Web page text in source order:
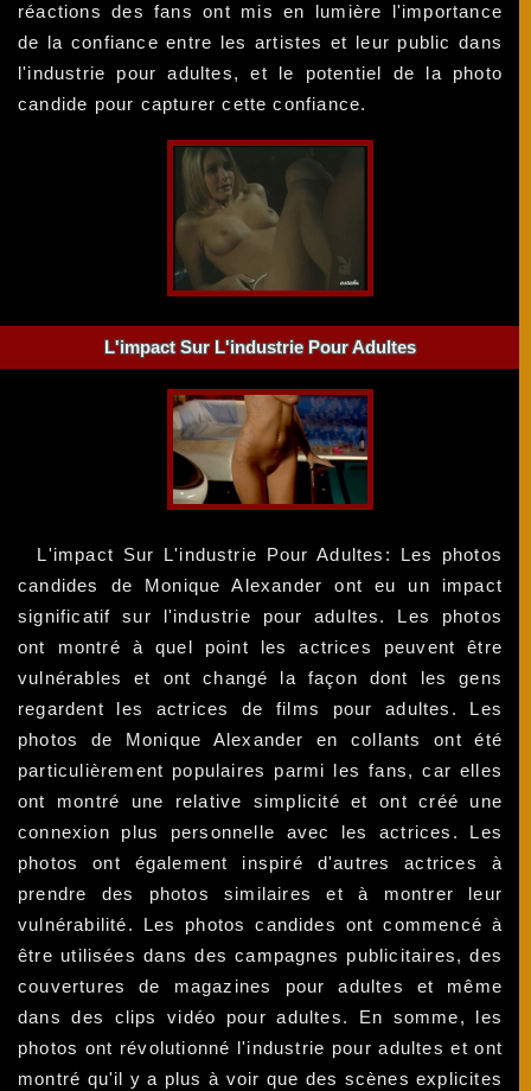
réactions des fans ont mis en lumière l'importance
de la confiance entre les artistes et leur public dans
l'industrie pour adultes, et le potentiel de la photo
candide pour capturer cette confiance.
L'impact Sur L'industrie Pour Adultes
L'impact Sur L'industrie Pour Adultes: Les photos
candides de Monique Alexander ont eu un impact
significatif sur l'industrie pour adultes. Les photos
ont montré à quel point les actrices peuvent être
vulnérables et ont changé la façon dont les gens
regardent les actrices de films pour adultes. Les
photos de Monique Alexander en collants ont été
particulièrement populaires parmi les fans, car elles
ont montré une relative simplicité et ont créé une
connexion plus personnelle avec les actrices. Les
photos ont également inspiré d'autres actrices à
prendre des photos similaires et à montrer leur
vulnérabilité. Les photos candides ont commencé à
être utilisées dans des campagnes publicitaires, des
couvertures de magazines pour adultes et même
dans des clips vidéo pour adultes. En somme, les
photos ont révolutionné l'industrie pour adultes et ont
montré qu'il y a plus à voir que des scènes explicites